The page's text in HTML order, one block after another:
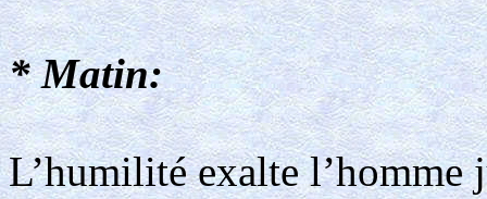
* Matin:
L’humilité exalte l’homme